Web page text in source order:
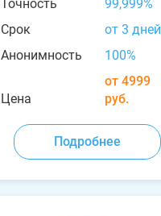
Точность
99,999%
Срок
от 3 дней
Анонимность
100%
Цена
от 4999
руб.
Подробнее